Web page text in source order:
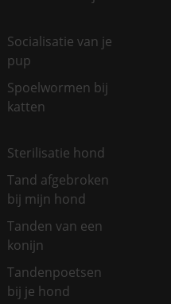
Socialisatie van je
pup
Spoelwormen bij
katten
Sterilisatie hond
Tand afgebroken
bij mijn hond
Tanden van een
konijn
Tandenpoetsen
bij je hond